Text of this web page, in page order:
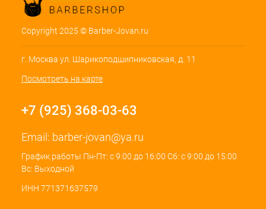
Copyright 2025 © Barber-Jovan.ru
г. Москва ул. Шарикоподшипниковская, д. 11
Посмотреть на карте
+7 (925) 368-03-63
Email: barber-jovan@ya.ru
График работы Пн-Пт: с 9:00 до 16:00 Сб: с 9:00 до 15:00
Вс: Выходной
ИНН 771371637579